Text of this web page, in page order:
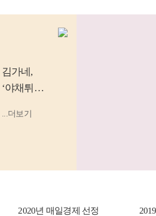
김가네,
‘야채튀김
고기 김밥’
...더보기
2020년 매일경제 선정